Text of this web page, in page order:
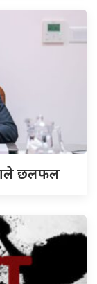
छलफल